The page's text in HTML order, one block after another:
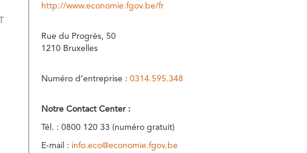
http://www.economie.fgov.be/fr
Rue du Progrès, 50
1210 Bruxelles
Numéro d’entreprise : 0314.595.348
Notre Contact Center :
Tél. : 0800 120 33 (numéro gratuit)
E-mail : info.eco@economie.fgov.be